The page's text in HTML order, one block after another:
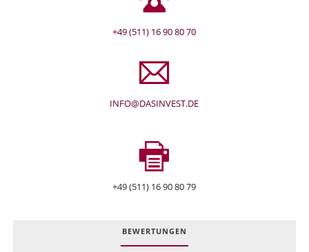
+49 (511) 16 90 80 70
INFO@DASINVEST.DE
+49 (511) 16 90 80 79
BEWERTUNGEN